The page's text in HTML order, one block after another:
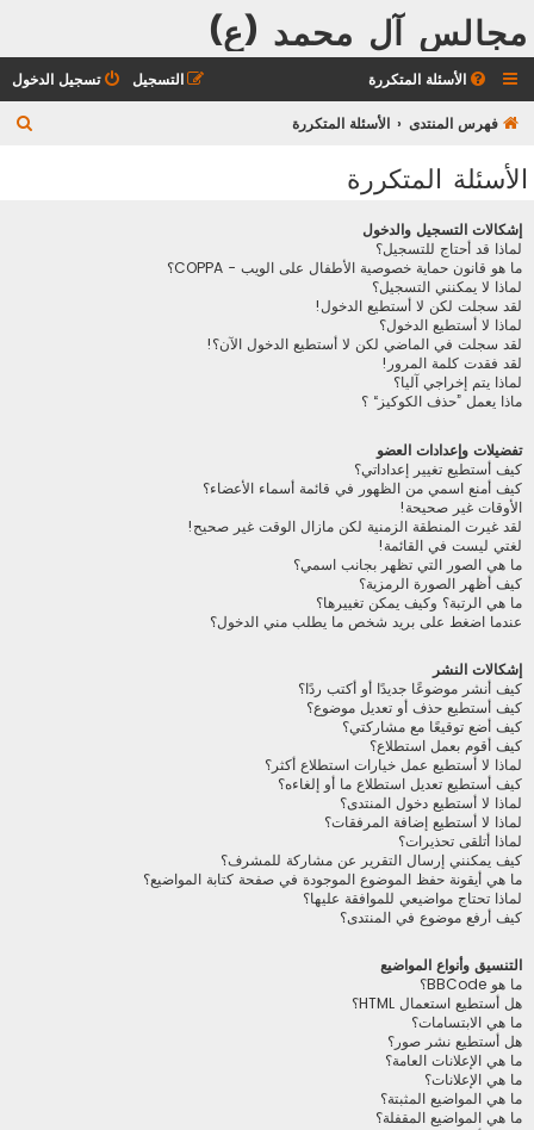
مجالس آل محمد (ع)
الأسئلة المتكررة تسجيل الدخول التسجيل
فهرس المنتدى الأسئلة المتكررة
الأسئلة المتكررة
إشكالات التسجيل والدخول
لماذا قد أحتاج للتسجيل؟
ما هو قانون حماية خصوصية الأطفال على الويب - COPPA؟
لماذا لا يمكنني التسجيل؟
لقد سجلت لكن لا أستطيع الدخول!
لماذا لا أستطيع الدخول؟
لقد سجلت في الماضي لكن لا أستطيع الدخول الآن؟!
لقد فقدت كلمة المرور!
لماذا يتم إخراجي آليا؟
ماذا يعمل ”حذف الكوكيز“ ؟
تفضيلات وإعدادات العضو
كيف أستطيع تغيير إعداداتي؟
كيف أمنع اسمي من الظهور في قائمة أسماء الأعضاء؟
الأوقات غير صحيحة!
لقد غيرت المنطقة الزمنية لكن مازال الوقت غير صحيح!
لغتي ليست في القائمة!
ما هي الصور التي تظهر بجانب اسمي؟
كيف أظهر الصورة الرمزية؟
ما هي الرتبة؟ وكيف يمكن تغييرها؟
عندما اضغط على بريد شخص ما يطلب مني الدخول؟
إشكالات النشر
كيف أنشر موضوعًا جديدًا أو أكتب ردًا؟
كيف أستطيع حذف أو تعديل موضوع؟
كيف أضع توقيعًا مع مشاركتي؟
كيف أقوم بعمل استطلاع؟
لماذا لا أستطيع عمل خيارات استطلاع أكثر؟
كيف أستطيع تعديل استطلاع ما أو إلغاءه؟
لماذا لا أستطيع دخول المنتدى؟
لماذا لا أستطيع إضافة المرفقات؟
لماذا أتلقى تحذيرات؟
كيف يمكنني إرسال التقرير عن مشاركة للمشرف؟
ما هي أيقونة حفظ الموضوع الموجودة في صفحة كتابة المواضيع؟
لماذا تحتاج مواضيعي للموافقة عليها؟
كيف أرفع موضوع في المنتدى؟
التنسيق وأنواع المواضيع
ما هو BBCode؟
هل أستطيع استعمال HTML؟
ما هي الابتسامات؟
هل أستطيع نشر صور؟
ما هي الإعلانات العامة؟
ما هي الإعلانات؟
ما هي المواضيع المثبتة؟
ما هي المواضيع المقفلة؟